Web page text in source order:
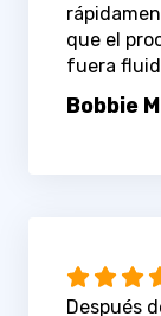
que el
fuera
Bobbie
Después